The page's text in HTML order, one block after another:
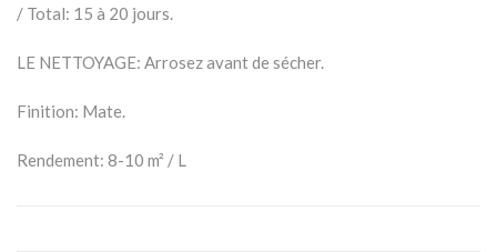
/ Total: 15 à 20 jours.
LE NETTOYAGE: Arrosez avant de sécher.
Finition: Mate.
Rendement: 8-10 m² / L